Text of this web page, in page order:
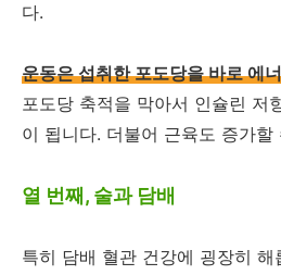
다.
운동은 섭취한 포도당을 바로 에
포도당 축적을 막아서 인슐린 저
이 됩니다. 더불어 근육도 증가할
열 번째, 술과 담배
특히 담배 혈관 건강에 굉장히